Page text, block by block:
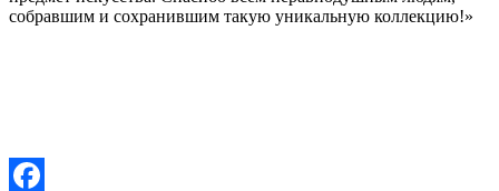
собравшим и сохранившим такую уникальную коллекцию!»